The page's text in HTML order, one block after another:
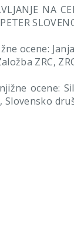
NA
ocene:
ZRC,
Slovensko